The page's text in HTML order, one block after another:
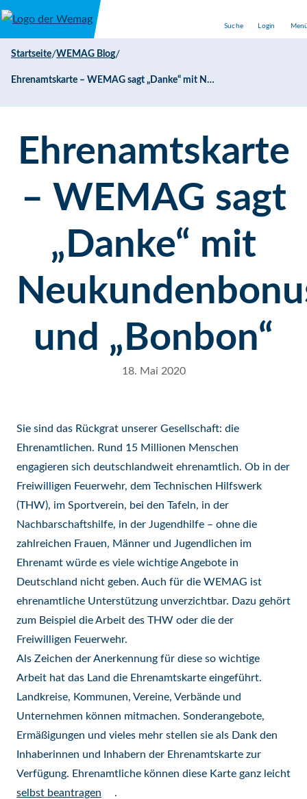
Direkt zum Inhalt
Suche Login
Startseite/WEMAG Blog/
Ehrenamtskarte – WEMAG sagt „Danke“ mit Neukundenbonus und „Bonbon“
Ehrenamtskarte
– WEMAG sagt
„Danke“ mit
und „Bonbon“
18. Mai 2020
Sie sind das Rückgrat unserer Gesellschaft: die
Ehrenamtlichen. Rund 15 Millionen Menschen
engagieren sich deutschlandweit ehrenamtlich. Ob in der
Freiwilligen Feuerwehr, dem Technischen Hilfswerk
(THW), im Sportverein, bei den Tafeln, in der
Nachbarschaftshilfe, in der Jugendhilfe – ohne die
zahlreichen Frauen, Männer und Jugendlichen im
Ehrenamt würde es viele wichtige Angebote in
Deutschland nicht geben. Auch für die WEMAG ist
ehrenamtliche Unterstützung unverzichtbar. Dazu gehört
zum Beispiel die Arbeit des THW oder die der
Freiwilligen Feuerwehr.
Als Zeichen der Anerkennung für diese so wichtige
Arbeit hat das Land die Ehrenamtskarte eingeführt.
Landkreise, Kommunen, Vereine, Verbände und
Unternehmen können mitmachen. Sonderangebote,
Ermäßigungen und vieles mehr stellen sie als Dank den
Inhaberinnen und Inhabern der Ehrenamtskarte zur
Verfügung. Ehrenamtliche können diese Karte ganz leicht
selbst beantragen
.